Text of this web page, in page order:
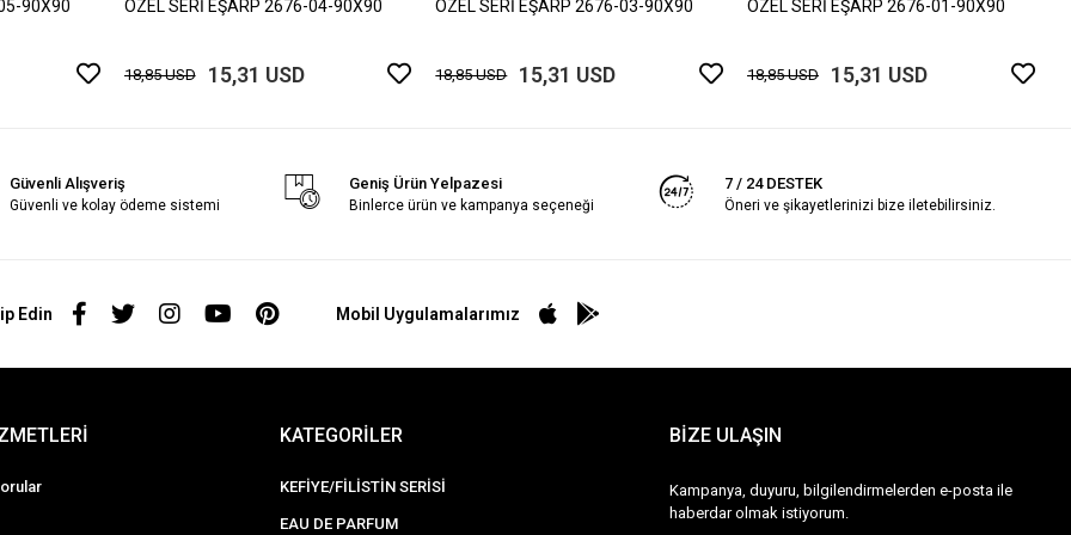
90X90 ÖZEL SERİ EŞARP 2676-04-90X90
18,85 USD 15,31 USD
ÖZEL SERİ EŞARP 2676-03-90X90
18,85 USD 15,31 USD
ÖZEL SERİ EŞARP 2676-01-90X90
18,85 USD 15,31 USD
Güvenli Alışveriş
Güvenli ve kolay ödeme sistemi
Geniş Ürün Yelpazesi
Binlerce ürün ve kampanya seçeneği
7 / 24 DESTEK
Öneri ve şikayetlerinizi bize iletebilirsiniz.
Edin Mobil Uygulamalarımız
KATEGORİLER
KEFİYE/FİLİSTİN SERİSİ
EAU DE PARFUM
BİZE ULAŞIN
Kampanya, duyuru, bilgilendirmelerden e-posta ile
haberdar olmak istiyorum.